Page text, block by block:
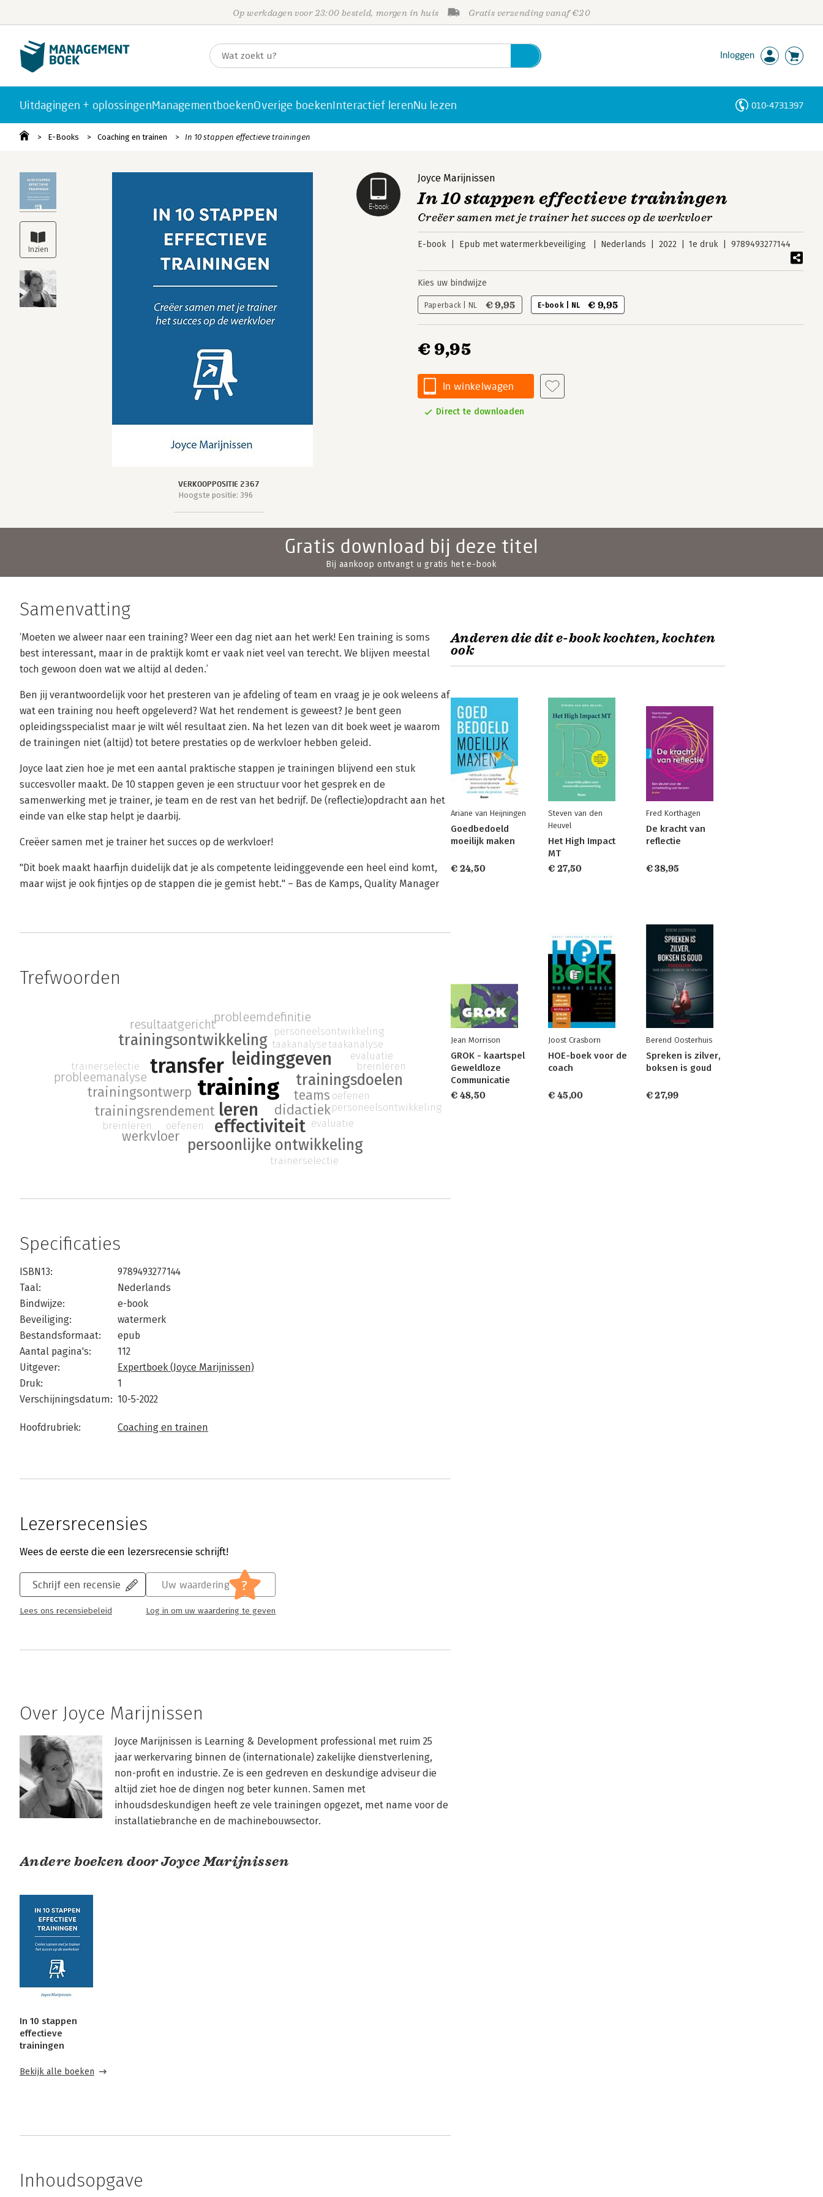
Op werkdagen voor 23:00 besteld, morgen in huis Gratis verzending vanaf €20
Inloggen
Uitdagingen + oplossingenManagementboekenOverige boekenInteractief lerenNu lezen 010-4731397
E-Books Coaching en trainen In 10 stappen effectieve trainingen
E-book
VERKOOPPOSITIE 2367
Hoogste positie: 396
Joyce Marijnissen
In 10 stappen effectieve trainingen
Creëer samen met je trainer het succes op de werkvloer
E-book Epub met watermerkbeveiliging Nederlands 2022 1e druk 9789493277144
Kies uw bindwijze
Paperback | NL € 9,95 E-book | NL € 9,95
€ 9,95
In winkelwagen
Direct te downloaden
Gratis download bij deze titel
Bij aankoop ontvangt u gratis het e-book
Samenvatting
‘Moeten we alweer naar een training? Weer een dag niet aan het werk! Een training is soms
best interessant, maar in de praktijk komt er vaak niet veel van terecht. We blijven meestal
toch gewoon doen wat we altijd al deden.’
Ben jij verantwoordelijk voor het presteren van je afdeling of team en vraag je je ook weleens af
wat een training nou heeft opgeleverd? Wat het rendement is geweest? Je bent geen
opleidingsspecialist maar je wilt wél resultaat zien. Na het lezen van dit boek weet je waarom
de trainingen niet (altijd) tot betere prestaties op de werkvloer hebben geleid.
Joyce laat zien hoe je met een aantal praktische stappen je trainingen blijvend een stuk
succesvoller maakt. De 10 stappen geven je een structuur voor het gesprek en de
samenwerking met je trainer, je team en de rest van het bedrijf. De (reflectie)opdracht aan het
einde van elke stap helpt je daarbij.
Creëer samen met je trainer het succes op de werkvloer!
"Dit boek maakt haarfijn duidelijk dat je als competente leidinggevende een heel eind komt,
maar wijst je ook fijntjes op de stappen die je gemist hebt." – Bas de Kamps, Quality Manager
Trefwoorden
training
transfer leidinggeven
leren
effectiviteit
trainingsontwikkeling
persoonlijke ontwikkeling
trainingsdoelen
didactiek
teams
trainingsrendement
trainingsontwerp
werkvloer
probleemanalyse
resultaatgericht
probleemdefinitie
taakanalyse
oefenen evaluatie
personeelsontwikkeling
breinleren
trainerselectie
taakanalyse
oefenen
evaluatie
personeelsontwikkeling
breinleren
trainerselectie
Specificaties
ISBN13:
9789493277144
Taal:
Nederlands
Bindwijze:
e-book
Beveiliging:
watermerk
Bestandsformaat:
epub
Aantal pagina's:
112
Uitgever:
Expertboek (Joyce Marijnissen)
Druk:
1
Verschijningsdatum: 10-5-2022
Hoofdrubriek: Coaching en trainen
Lezersrecensies
Wees de eerste die een lezersrecensie schrijft!
Schrijf een recensie
Lees ons recensiebeleid
Uw waardering ?
Log in om uw waardering te geven
Over Joyce Marijnissen
Joyce Marijnissen is Learning & Development professional met ruim 25
jaar werkervaring binnen de (internationale) zakelijke dienstverlening,
non-profit en industrie. Ze is een gedreven en deskundige adviseur die
altijd ziet hoe de dingen nog beter kunnen. Samen met
inhoudsdeskundigen heeft ze vele trainingen opgezet, met name voor de
installatiebranche en de machinebouwsector.
Andere boeken door Joyce Marijnissen
In 10 stappen
effectieve
trainingen
Bekijk alle boeken
Inhoudsopgave
Anderen die dit e-book kochten, kochten
ook
Ariane van Heijningen
Goedbedoeld
moeilijk maken
€ 24,50
Steven van den
Heuvel
Het High Impact
MT
€ 27,50
Fred Korthagen
De kracht van
reflectie
€ 38,95
Jean Morrison
GROK - kaartspel
Geweldloze
Communicatie
€ 48,50
Joost Crasborn
HOE-boek voor de
coach
€ 45,00
Berend Oosterhuis
Spreken is zilver,
boksen is goud
€ 27,99
Personen